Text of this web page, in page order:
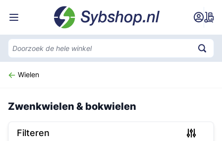
Wielen
Zwenkwielen & bokwielen
Filteren